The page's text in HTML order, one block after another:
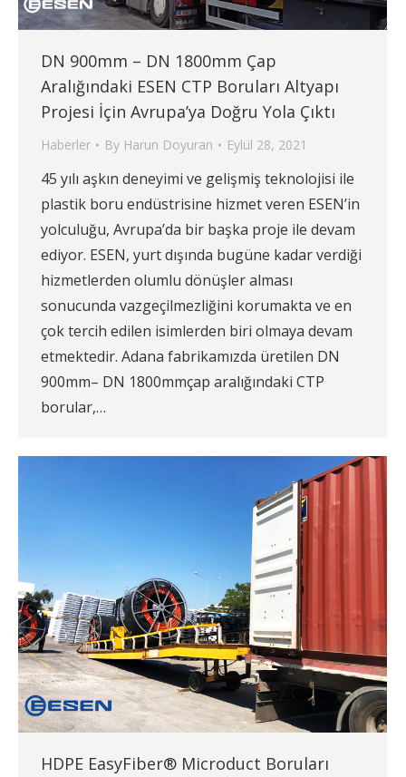
DN 900mm – DN 1800mm Çap
Aralığındaki ESEN CTP Boruları Altyapı
Projesi İçin Avrupa’ya Doğru Yola Çıktı
Haberler By Harun Doyuran Eylül 28, 2021
45 yılı aşkın deneyimi ve gelişmiş teknolojisi ile
plastik boru endüstrisine hizmet veren ESEN’in
yolculuğu, Avrupa’da bir başka proje ile devam
ediyor. ESEN, yurt dışında bugüne kadar verdiği
hizmetlerden olumlu dönüşler alması
sonucunda vazgeçilmezliğini korumakta ve en
çok tercih edilen isimlerden biri olmaya devam
etmektedir. Adana fabrikamızda üretilen DN
900mm– DN 1800mmçap aralığındaki CTP
borular,…
HDPE EasyFiber® Microduct Boruları